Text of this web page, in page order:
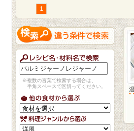
1
※複数の言葉で検索する場合は、
半角スペースで区切ってください。